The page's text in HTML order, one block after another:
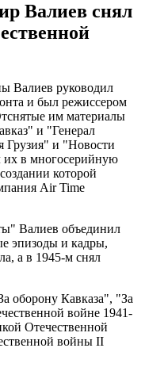
Валиев снял
Валиев руководил
и был режиссером
им материалы
и "Генерал
Грузия" и "Новости
в многосерийную
которой
Air Time
Валиев объединил
эпизоды и кадры,
а в 1945-м снял
оборону Кавказа", "За
войне 1941-
Отечественной
войны II